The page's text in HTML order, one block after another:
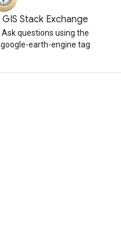
GIS Stack Exchange
Ask questions using the
google-earth-engine tag